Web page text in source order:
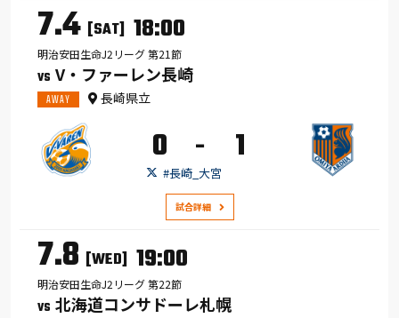
7.4 [SAT] 18:00
明治安田生命J2リーグ 第21節
VS V・ファーレン長崎
AWAY 長崎県立
0 - 1
#長崎_大宮
試合詳細
7.8 [WED] 19:00
明治安田生命J2リーグ 第22節
VS 北海道コンサドーレ札幌